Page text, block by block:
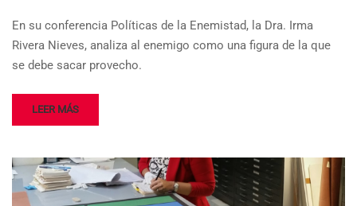
En su conferencia Políticas de la Enemistad, la Dra. Irma
Rivera Nieves, analiza al enemigo como una figura de la que
se debe sacar provecho.
LEER MÁS